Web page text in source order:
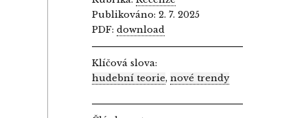
Publikováno: 2. 7. 2025
PDF:download
Klíčová slova:
hudební teorie,nové trendy